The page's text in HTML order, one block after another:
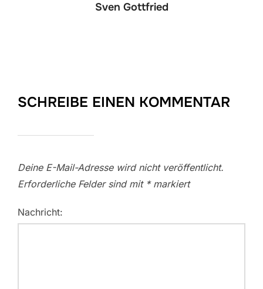
Sven Gottfried
SCHREIBE EINEN KOMMENTAR
Deine E-Mail-Adresse wird nicht veröffentlicht.
Erforderliche Felder sind mit *markiert
Nachricht: